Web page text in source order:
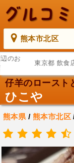
熊本市北区
のお
東京都 飲食
仔羊のロースト
ひこや
熊本県 / 熊本市北区